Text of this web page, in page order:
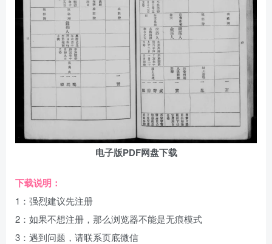
电子版PDF网盘下载
下载说明：
1：强烈建议先注册
2：如果不想注册，那么浏览器不能是无痕模式
3：遇到问题，请联系页底微信